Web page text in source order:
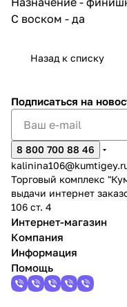
С воском - да
Назад к списку
Подписаться на
8 800 700 88 46
Торговый комплекс
выдачи интернет
106 ст. 4
Интернет-магазин
Компания
Информация
Помощь